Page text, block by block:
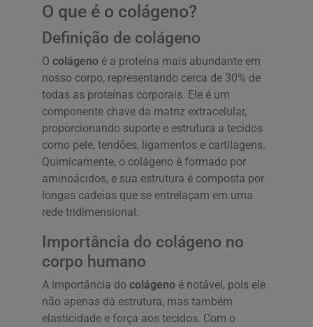
O que é o colágeno?
Definição de colágeno
O colágeno é a proteína mais abundante em
nosso corpo, representando cerca de 30% de
todas as proteínas corporais. Ele é um
componente chave da matriz extracelular,
proporcionando suporte e estrutura a tecidos
como pele, tendões, ligamentos e cartilagens.
Quimicamente, o colágeno é formado por
aminoácidos, e sua estrutura é composta por
longas cadeias que se entrelaçam em uma
rede tridimensional.
Importância do colágeno no
corpo humano
A importância do colágeno é notável, pois ele
não apenas dá estrutura, mas também
elasticidade e força aos tecidos. Com o